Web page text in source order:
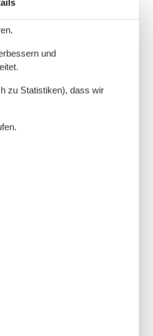
und
zu Statistiken), dass wir